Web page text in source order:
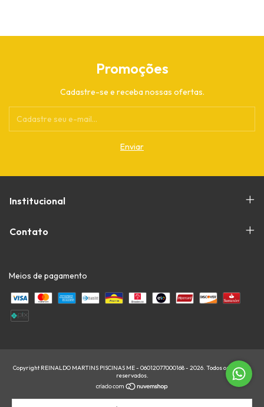
Promoções
Cadastre-se e receba nossas ofertas.
Institucional
Contato
Meios de pagamento
Copyright REINALDO MARTINS PISCINAS ME - 06012077000168 - 2026. Todos os direitos
reservados.